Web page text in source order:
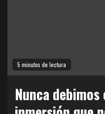
5 minutos de lectura
Nunca